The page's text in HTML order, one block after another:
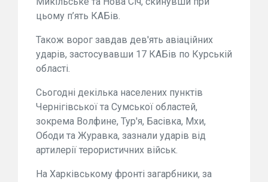
цьому п’ять КАБів.
Також ворог завдав дев'ять авіаційних
ударів, застосувавши 17 КАБів по Курській
області.
Сьогодні декілька населених пунктів
Чернігівської та Сумської областей,
зокрема Волфине, Тур'я, Басівка, Мхи,
Ободи та Журавка, зазнали ударів від
артилерії терористичних військ.
На Харківському фронті загарбники, за